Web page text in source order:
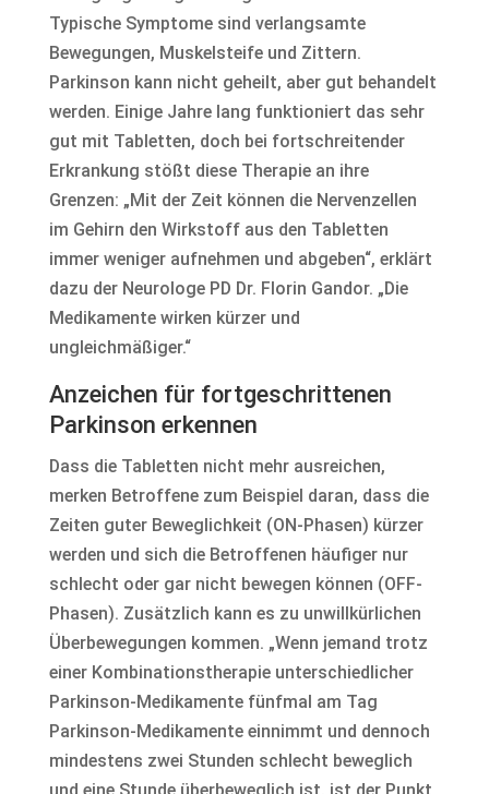
Typische Symptome sind verlangsamte
Bewegungen, Muskelsteife und Zittern.
Parkinson kann nicht geheilt, aber gut behandelt
werden. Einige Jahre lang funktioniert das sehr
gut mit Tabletten, doch bei fortschreitender
Erkrankung stößt diese Therapie an ihre
Grenzen: „Mit der Zeit können die Nervenzellen
im Gehirn den Wirkstoff aus den Tabletten
immer weniger aufnehmen und abgeben“, erklärt
dazu der Neurologe PD Dr. Florin Gandor. „Die
Medikamente wirken kürzer und
ungleichmäßiger.“
Anzeichen für fortgeschrittenen
Parkinson erkennen
Dass die Tabletten nicht mehr ausreichen,
merken Betroffene zum Beispiel daran, dass die
Zeiten guter Beweglichkeit (ON-Phasen) kürzer
werden und sich die Betroffenen häufiger nur
schlecht oder gar nicht bewegen können (OFF-
Phasen). Zusätzlich kann es zu unwillkürlichen
Überbewegungen kommen. „Wenn jemand trotz
einer Kombinationstherapie unterschiedlicher
Parkinson-Medikamente fünfmal am Tag
Parkinson-Medikamente einnimmt und dennoch
mindestens zwei Stunden schlecht beweglich